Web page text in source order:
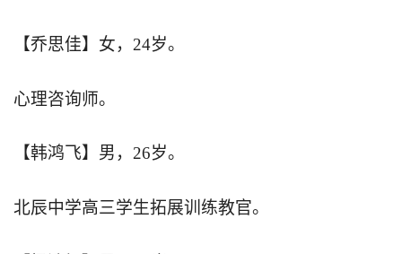
【乔思佳】女，24岁。
心理咨询师。
【韩鸿飞】男，26岁。
北辰中学高三学生拓展训练教官。